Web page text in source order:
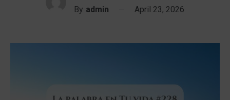
By admin April 23, 2026